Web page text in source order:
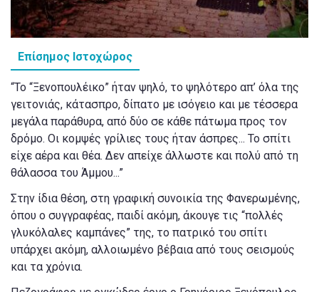
Επίσημος Ιστοχώρος
“Το “Ξενοπουλέικο” ήταν ψηλό, το ψηλότερο απ’ όλα της
γειτονιάς, κάτασπρο, δίπατο με ισόγειο και με τέσσερα
μεγάλα παράθυρα, από δύο σε κάθε πάτωμα προς τον
δρόμο. Οι κομψές γρίλιες τους ήταν άσπρες... Το σπίτι
είχε αέρα και θέα. Δεν απείχε άλλωστε και πολύ από τη
θάλασσα του Άμμου...”
Στην ίδια θέση, στη γραφική συνοικία της Φανερωμένης,
όπου ο συγγραφέας, παιδί ακόμη, άκουγε τις “πολλές
γλυκόλαλες καμπάνες” της, το πατρικό του σπίτι
υπάρχει ακόμη, αλλοιωμένο βέβαια από τους σεισμούς
και τα χρόνια.